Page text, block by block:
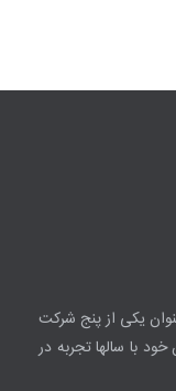
یکی از پنج شرکت
با سالها تجربه در